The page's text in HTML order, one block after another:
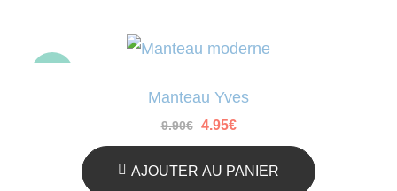
Manteau Yves
9.90€ Le
était :
9.90€.
4.95€Le
est :
4.95€.
AJOUTER AU PANIER